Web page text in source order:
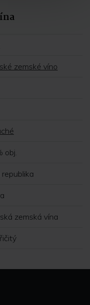
zemské víno
obj.
zemská vína